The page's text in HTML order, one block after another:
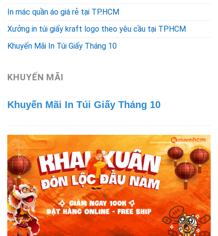
In mác quần áo giá rẻ tại TP.HCM
Xưởng in túi giấy kraft logo theo yêu cầu tại TPHCM
Khuyến Mãi In Túi Giấy Tháng 10
KHUYẾN MÃI
Khuyến Mãi In Túi Giấy Tháng 10